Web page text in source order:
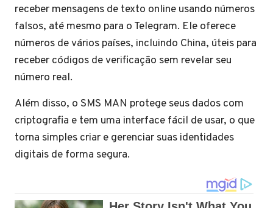
receber mensagens de texto online usando números
falsos, até mesmo para o Telegram. Ele oferece
números de vários países, incluindo China, úteis para
receber códigos de verificação sem revelar seu
número real.
Além disso, o SMS MAN protege seus dados com
criptografia e tem uma interface fácil de usar, o que
torna simples criar e gerenciar suas identidades
digitais de forma segura.